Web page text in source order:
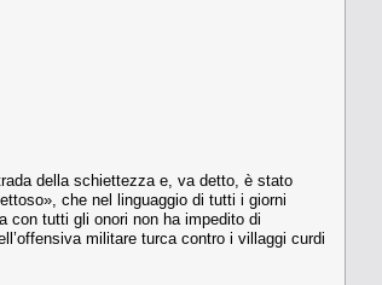
della schiettezza e, va detto, è stato
che nel linguaggio di tutti i giorni
con tutti gli onori non ha impedito di
militare turca contro i villaggi curdi